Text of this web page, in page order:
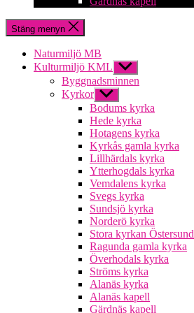
Stäng menyn
Naturmiljö MB
Kulturmiljö KML Visa
undermeny
Byggnadsminnen
Kyrkor Visa
undermeny
Bodums kyrka
Hede kyrka
Hotagens kyrka
Kyrkås gamla kyrka
Lillhärdals kyrka
Ytterhogdals kyrka
Vemdalens kyrka
Svegs kyrka
Sundsjö kyrka
Norderö kyrka
Stora kyrkan Östersund
Ragunda gamla kyrka
Överhodals kyrka
Ströms kyrka
Alanäs kyrka
Alanäs kapell
Gärdnäs kapell